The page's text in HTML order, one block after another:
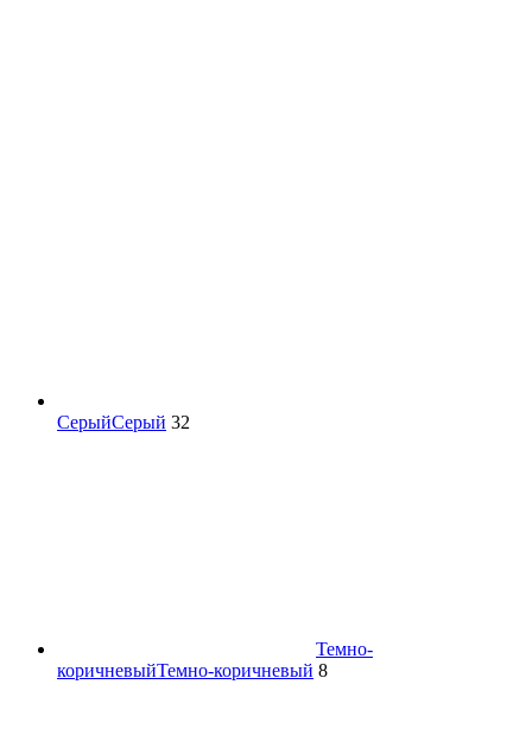
СерыйСерый 32
Темно-
коричневыйТемно-коричневый 8